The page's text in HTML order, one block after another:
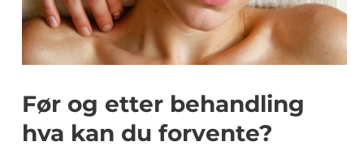
Før og etter behandling
hva kan du forvente?